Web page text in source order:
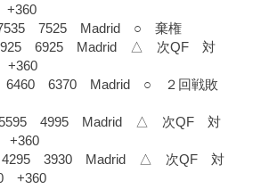
7525 Madrid ○ 棄権
6925 Madrid △ 次QF 対
+360
6370 Madrid ○ ２回戦敗
4995 Madrid △ 次QF 対
3930 Madrid △ 次QF 対
+360